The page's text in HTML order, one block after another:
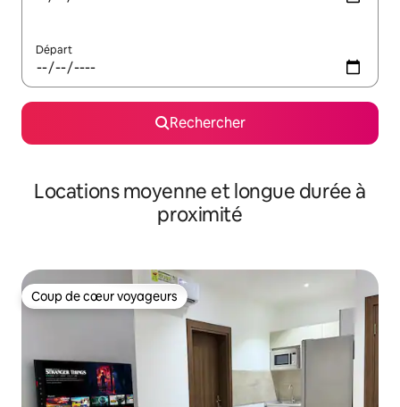
Départ
Rechercher
Locations moyenne et longue durée à
proximité
Coup de cœur voyageurs
Coup de cœur voyageurs